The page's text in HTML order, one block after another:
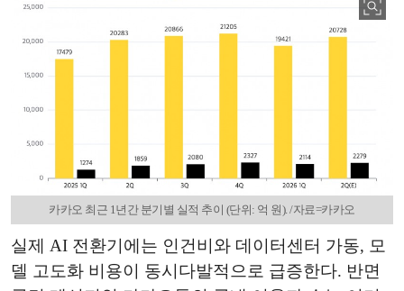
카카오 최근 1년간 분기별 실적 추이 (단위: 억 원). /자료=카카오
실제 AI 전환기에는 인건비와 데이터센터 가동, 모
델 고도화 비용이 동시다발적으로 급증한다. 반면